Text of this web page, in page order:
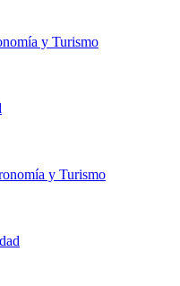
y Turismo
y Turismo